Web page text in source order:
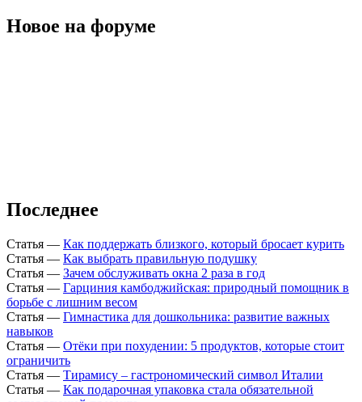
Новое на форуме
Последнее
Статья — Как поддержать близкого, который бросает курить
Статья — Как выбрать правильную подушку
Статья — Зачем обслуживать окна 2 раза в год
Статья — Гарциния камбоджийская: природный помощник в
борьбе с лишним весом
Статья — Гимнастика для дошкольника: развитие важных
навыков
Статья — Отёки при похудении: 5 продуктов, которые стоит
ограничить
Статья — Тирамису – гастрономический символ Италии
Статья — Как подарочная упаковка стала обязательной